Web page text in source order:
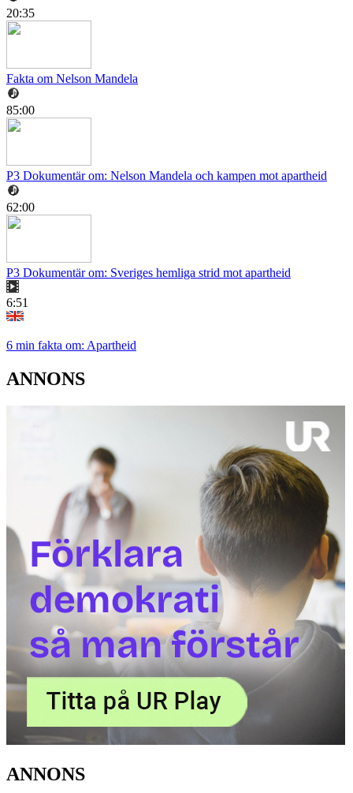
20:35
Fakta om Nelson Mandela
85:00
P3 Dokumentär om: Nelson Mandela och kampen mot apartheid
62:00
P3 Dokumentär om: Sveriges hemliga strid mot apartheid
6:51
6 min fakta om: Apartheid
ANNONS
ANNONS